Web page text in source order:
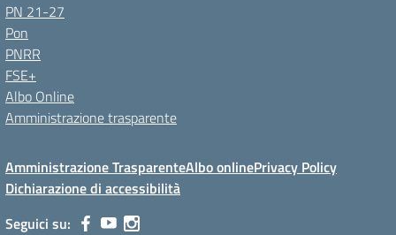
PN 21-27
Pon
PNRR
FSE+
Albo Online
Amministrazione trasparente
Amministrazione TrasparenteAlbo onlinePrivacy Policy
Dichiarazione di accessibilità
Seguici su: